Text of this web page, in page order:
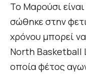
Το Μαρούσι
σώθηκε στην
χρόνου μπορεί
North Basketball
οποία φέτος